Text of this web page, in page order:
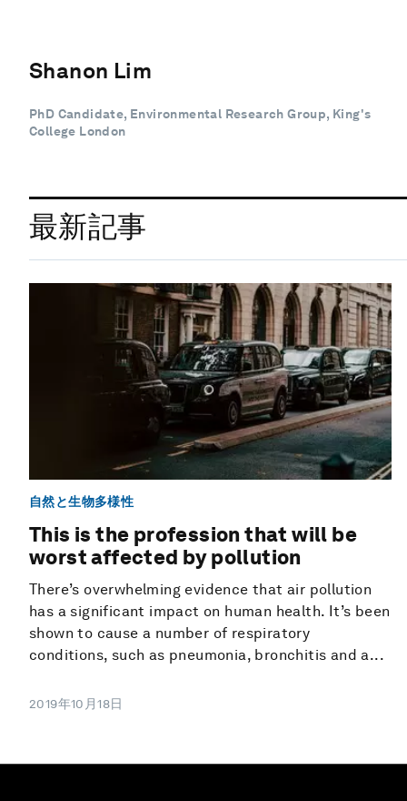
Shanon Lim
PhD Candidate, Environmental Research Group, King's
College London
最新記事
自然と生物多様性
This is the profession that will be
worst affected by pollution
There’s overwhelming evidence that air pollution
has a significant impact on human health. It’s been
shown to cause a number of respiratory
conditions, such as pneumonia, bronchitis and a...
2019年10月18日